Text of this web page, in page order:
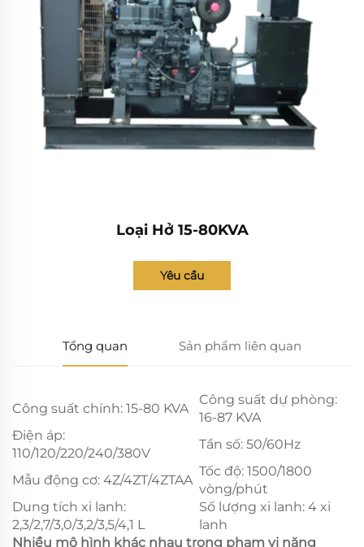
Loại Hở 15-80KVA
Yêu cầu
Tổng quan Sản phẩm liên quan
Công suất chính: 15-80 KVA
Công suất dự phòng:
16-87 KVA
Điện áp:
110/120/220/240/380V
Tần số: 50/60Hz
Mẫu động cơ: 4Z/4ZT/4ZTAA
Tốc độ: 1500/1800
vòng/phút
Dung tích xi lanh:
2,3/2,7/3,0/3,2/3,5/4,1 L
Số lượng xi lanh: 4 xi
lanh
Nhiều mô hình khác nhau trong phạm vi năng